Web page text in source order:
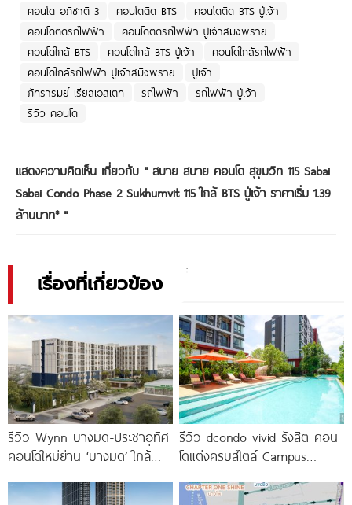
คอนโด อภิชาติ 3
คอนโดติด BTS
คอนโดติด BTS ปู่เจ้า
คอนโดติดรถไฟฟ้า
คอนโดติดรถไฟฟ้า ปู่เจ้าสมิงพราย
คอนโดใกล้ BTS
คอนโดใกล้ BTS ปู่เจ้า
คอนโดใกล้รถไฟฟ้า
คอนโดใกล้รถไฟฟ้า ปู่เจ้าสมิงพราย
ปู่เจ้า
ภัทรารมย์ เรียลเอสเตท
รถไฟฟ้า
รถไฟฟ้า ปู่เจ้า
รีวิว คอนโด
แสดงความคิดเห็น เกี่ยวกับ " สบาย สบาย คอนโด สุขุมวิท 115 Sabai
Sabai Condo Phase 2 Sukhumvit 115 ใกล้ BTS ปู่เจ้า ราคาเริ่ม 1.39
ล้านบาท*"
เรื่องที่เกี่ยวข้อง
รีวิว Wynn บางมด-ประชาอุทิศ
คอนโดใหม่ย่าน ‘บางมด’ ใกล้
สายสีม่วง
รีวิว dcondo vivid รังสิต คอน
โดแต่งครบสไตล์ Campus
พร้อมรับ-ส่ง